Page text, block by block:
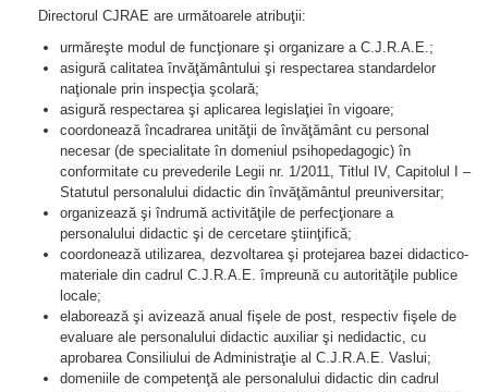
Directorul CJRAE are următoarele atribuţii:
urmăreşte modul de funcţionare şi organizare a C.J.R.A.E.;
asigură calitatea învăţământului şi respectarea standardelor
naţionale prin inspecţia şcolară;
asigură respectarea şi aplicarea legislaţiei în vigoare;
coordonează încadrarea unităţii de învăţământ cu personal
necesar (de specialitate în domeniul psihopedagogic) în
conformitate cu prevederile Legii nr. 1/2011, Titlul IV, Capitolul I –
Statutul personalului didactic din învăţământul preuniversitar;
organizează şi îndrumă activităţile de perfecţionare a
personalului didactic şi de cercetare ştiinţifică;
coordonează utilizarea, dezvoltarea şi protejarea bazei didactico-
materiale din cadrul C.J.R.A.E. împreună cu autorităţile publice
locale;
elaborează şi avizează anual fişele de post, respectiv fişele de
evaluare ale personalului didactic auxiliar şi nedidactic, cu
aprobarea Consiliului de Administraţie al C.J.R.A.E. Vaslui;
domeniile de competenţă ale personalului didactic din cadrul